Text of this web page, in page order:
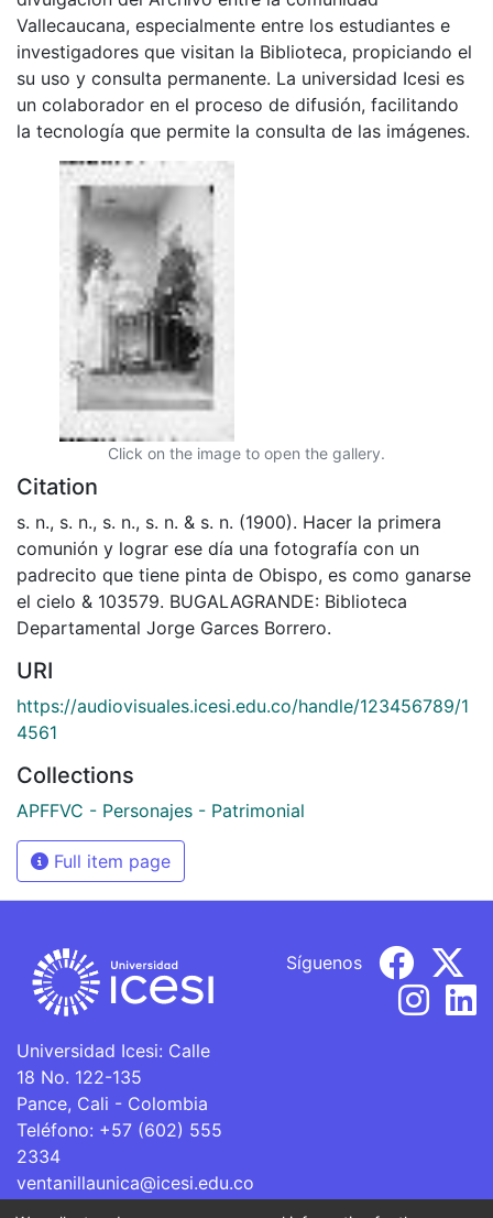
Vallecaucana, especialmente entre los estudiantes e
investigadores que visitan la Biblioteca, propiciando el
su uso y consulta permanente. La universidad Icesi es
un colaborador en el proceso de difusión, facilitando
la tecnología que permite la consulta de las imágenes.
Click on the image to open the gallery.
Citation
s. n., s. n., s. n., s. n. & s. n. (1900). Hacer la primera
comunión y lograr ese día una fotografía con un
padrecito que tiene pinta de Obispo, es como ganarse
el cielo & 103579. BUGALAGRANDE: Biblioteca
Departamental Jorge Garces Borrero.
URI
https://audiovisuales.icesi.edu.co/handle/123456789/1
4561
Collections
APFFVC - Personajes - Patrimonial
Full item page
Universidad Icesi: Calle
18 No. 122-135
Pance, Cali - Colombia
Teléfono: +57 (602) 555
2334
ventanillaunica@icesi.edu.co
Síguenos